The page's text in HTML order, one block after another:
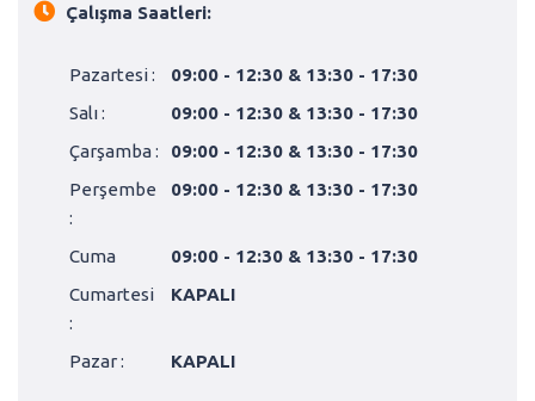
Çalışma Saatleri:
Pazartesi :
09:00 - 12:30 & 13:30 - 17:30
Salı :
09:00 - 12:30 & 13:30 - 17:30
Çarşamba :
09:00 - 12:30 & 13:30 - 17:30
Perşembe
:
09:00 - 12:30 & 13:30 - 17:30
Cuma
09:00 - 12:30 & 13:30 - 17:30
Cumartesi
:
KAPALI
Pazar : KAPALI